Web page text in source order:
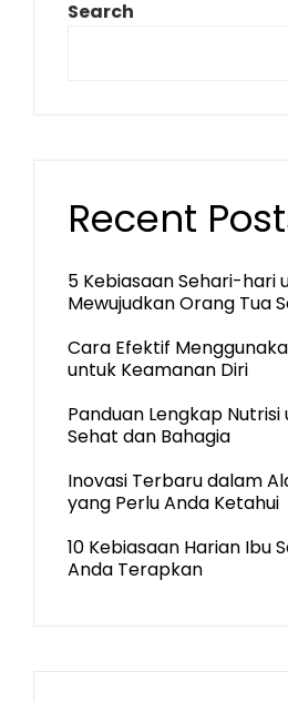
Search
Recent
5 Kebiasaan Sehari-hari
Mewujudkan Orang Tua
Cara Efektif
untuk Keamanan Diri
Panduan Lengkap
Sehat dan Bahagia
Inovasi Terbaru dalam
yang Perlu Anda Ketahui
10 Kebiasaan Harian Ibu
Anda Terapkan